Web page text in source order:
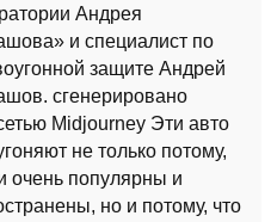
Андрея
и специалист по
защите Андрей
сгенерировано
Midjourney Эти авто
не только потому,
очень популярны и
но и потому, что